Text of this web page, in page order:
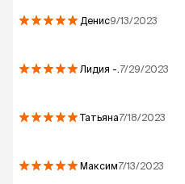
Денис9/13/2023
Лидия -. 7/29/2023
Татьяна7/18/2023
Максим7/13/2023